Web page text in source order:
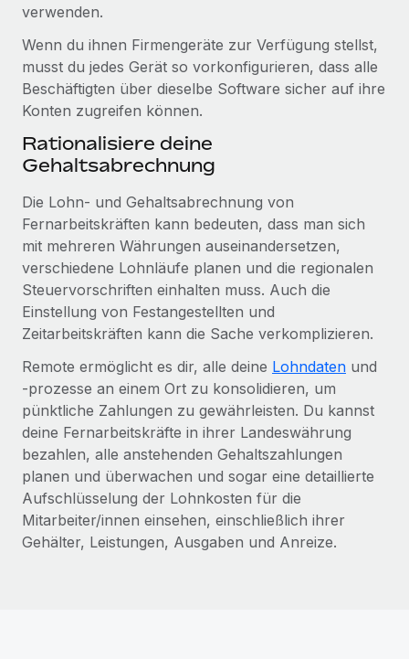
verwenden.
Wenn du ihnen Firmengeräte zur Verfügung stellst,
musst du jedes Gerät so vorkonfigurieren, dass alle
Beschäftigten über dieselbe Software sicher auf ihre
Konten zugreifen können.
Rationalisiere deine
Gehaltsabrechnung
Die Lohn- und Gehaltsabrechnung von
Fernarbeitskräften kann bedeuten, dass man sich
mit mehreren Währungen auseinandersetzen,
verschiedene Lohnläufe planen und die regionalen
Steuervorschriften einhalten muss. Auch die
Einstellung von Festangestellten und
Zeitarbeitskräften kann die Sache verkomplizieren.
Remote ermöglicht es dir, alle deine Lohndaten und
-prozesse an einem Ort zu konsolidieren, um
pünktliche Zahlungen zu gewährleisten. Du kannst
deine Fernarbeitskräfte in ihrer Landeswährung
bezahlen, alle anstehenden Gehaltszahlungen
planen und überwachen und sogar eine detaillierte
Aufschlüsselung der Lohnkosten für die
Mitarbeiter/innen einsehen, einschließlich ihrer
Gehälter, Leistungen, Ausgaben und Anreize.